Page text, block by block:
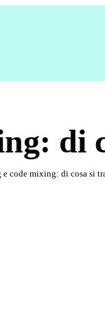
di
code mixing: di cosa si